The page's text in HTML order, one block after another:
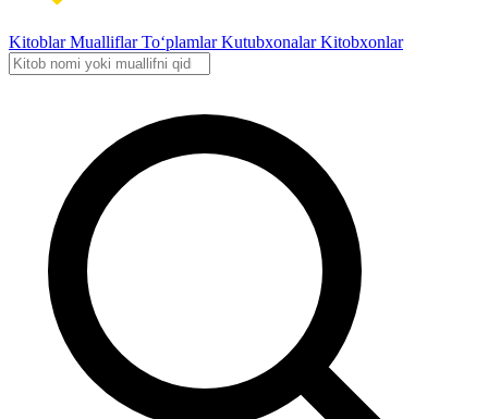
KitoblarMualliflarTo‘plamlarKutubxonalarKitobxonlar